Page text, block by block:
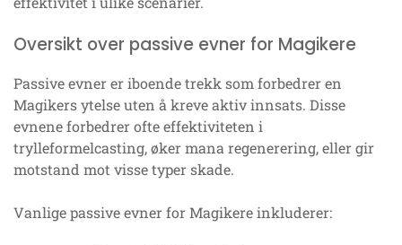
Oversikt over passive evner for Magikere
Passive evner er iboende trekk som forbedrer en
Magikers ytelse uten å kreve aktiv innsats. Disse
evnene forbedrer ofte effektiviteten i
trylleformelcasting, øker mana regenerering, eller gir
motstand mot visse typer skade.
Vanlige passive evner for Magikere inkluderer: